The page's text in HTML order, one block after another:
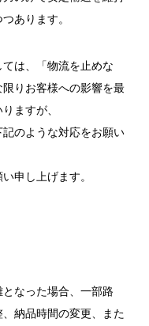
あります。
は、「物流を止めな
りお客様への影響を最
ますが、
のような対応をお願い
申し上げます。
なった場合、一部路
納品時間の変更、また